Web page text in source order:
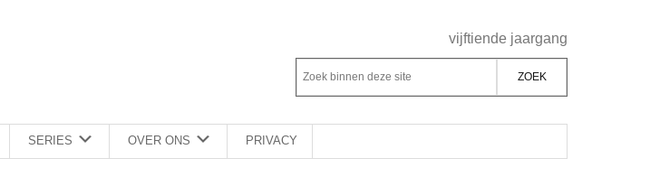
Rechts
vijftiende jaargang
Z
o
e
k
Z
o
k
b
SERIES OVER ONS PRIVACY